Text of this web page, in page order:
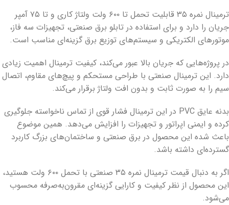
ترمینال نمره ۳۵ قابلیت تحمل تا ۶۰۰ ولت ولتاژ کاری و تا ۷۵ آمپر
جریان را دارد و برای استفاده در تابلو برق صنعتی، تجهیزات سه فاز،
موتورهای الکتریکی و سیستم‌های توزیع برق گزینه‌ای مناسب است.
در پروژه‌هایی که جریان بالا عبور می‌کند، کیفیت ترمینال اهمیت زیادی
دارد. این ترمینال صنعتی با طراحی مستحکم و پیچ‌های مقاوم، اتصال
سیم را به صورت ثابت و بدون افت ولتاژ برقرار می‌کند.
بدنه عایق PVC در این ترمینال فشار قوی از تماس ناخواسته جلوگیری
کرده و ایمنی اپراتور و تجهیزات را افزایش می‌دهد. همین موضوع
باعث شده این محصول در برق صنعتی و ساختمان‌های بزرگ کاربرد
گسترده‌ای داشته باشد.
اگر به دنبال قیمت ترمینال نمره ۳۵ صنعتی با تحمل ۶۰۰ ولت هستید،
این محصول از نظر کیفیت و کارایی گزینه‌ای مقرون‌به‌صرفه محسوب
می‌شود.